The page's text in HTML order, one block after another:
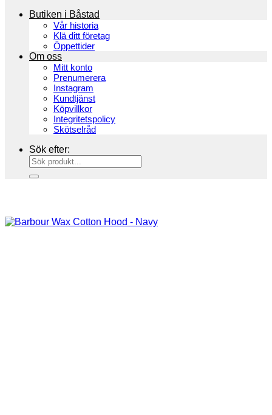
Butiken i Båstad
Vår historia
Klä ditt företag
Öppettider
Om oss
Mitt konto
Prenumerera
Instagram
Kundtjänst
Köpvillkor
Integritetspolicy
Skötselråd
Sök efter: